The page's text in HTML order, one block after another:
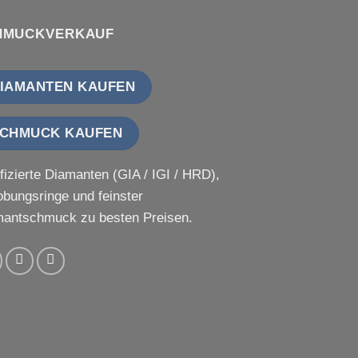
KAUFEN
KAUFEN
Diamanten (GIA / IGI / HRD),
und feinster
zu besten Preisen.